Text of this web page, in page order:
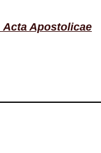
Acta Apostolicae